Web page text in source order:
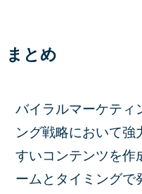
まとめ
バイラルマーケティ
ング戦略において強
すいコンテンツを作
ームとタイミングで